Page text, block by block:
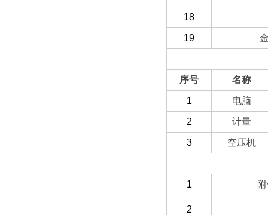
18
19
序号 名称
1 电脑
2 计量
3 空压机
1
2